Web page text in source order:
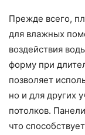
Прежде всего,
для влажных
воздействия
форму при
позволяет
но и для других
потолков.
что